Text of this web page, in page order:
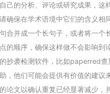
己的分析、评论或研究成果，这
确保在学术语境中它们的含义相同
合并成一个长句子，或者将一个
的顺序，确保这样做不会影响到
抄袭检测软件，比如paperred
，他们可能会提供有价值的建议
论文以确认重复已经显著减少，